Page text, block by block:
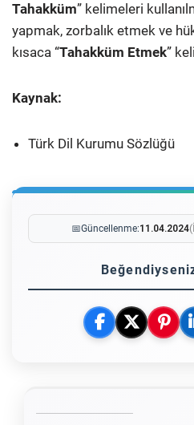
Tahakküm” kelimeleri
yapmak, zorbalık etmek ve
kısaca “Tahakküm Etmek”
Kaynak:
Türk Dil Kurumu Sözlüğü
📅Güncellenme:11.04.2024